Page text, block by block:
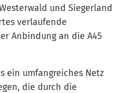
und Siegerland
verlaufende
Anbindung an die A45
ein umfangreiches Netz
die durch die